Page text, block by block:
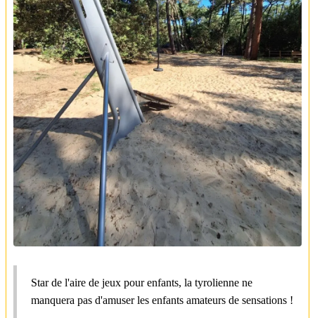
Star de l'aire de jeux pour enfants, la tyrolienne ne
manquera pas d'amuser les enfants amateurs de sensations !